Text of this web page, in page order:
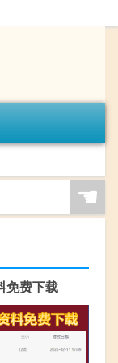
☚
免费下载